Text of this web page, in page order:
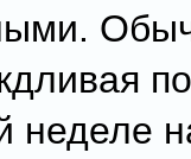
неделе